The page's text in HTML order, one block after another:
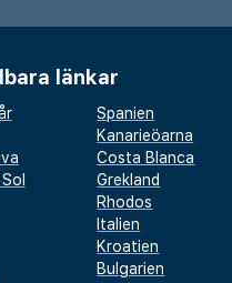
länkar
Spanien
Kanarieöarna
Costa Blanca
Grekland
Rhodos
Italien
Kroatien
Bulgarien